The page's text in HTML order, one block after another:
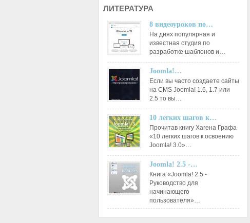
ЛИТЕРАТУРА
8 видеоуроков по…
На днях популярная и
известная студия по
разработке шаблонов и…
Joomla!…
Если вы часто создаете сайты
на CMS Joomla! 1.6, 1.7 или
2.5 то вы…
10 легких шагов к…
Прочитав книгу Хагена Графа
«10 легких шагов к освоению
Joomla! 3.0»…
Joomla! 2.5 -…
Книга «Joomla! 2.5 -
Руководство для
начинающего
пользователя»…